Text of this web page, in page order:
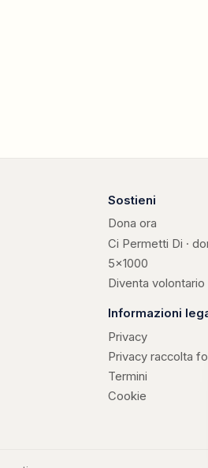
Sostieni
Dona ora
Ci Permetti Di ·
5×1000
Diventa volontario
Informazioni
Privacy
Privacy raccolta
Termini
Cookie